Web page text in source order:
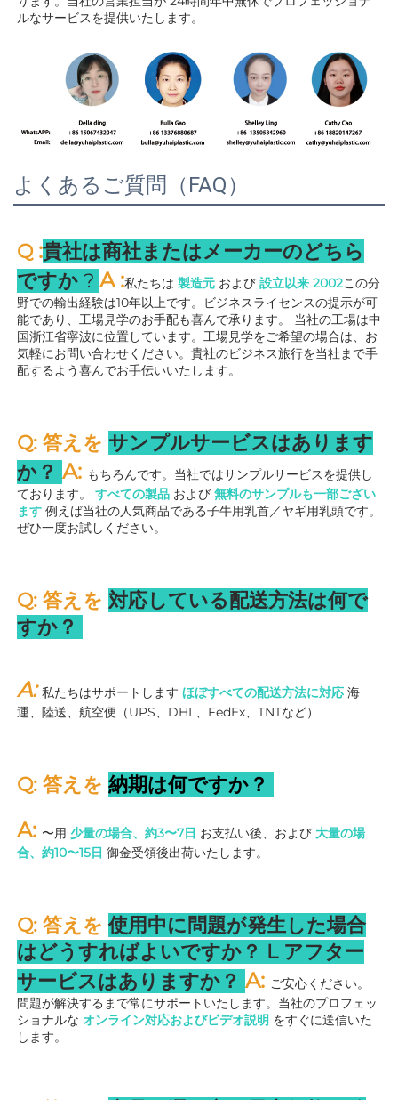
ルなサービスを提供いたします。
よくあるご質問（FAQ）
Q :貴社は商社またはメーカーのどちら
ですか ? A :私たちは 製造元 および 設立以来 2002この分
野での輸出経験は10年以上です。ビジネスライセンスの提示が可
能であり、工場見学のお手配も喜んで承ります。 当社の工場は中
国浙江省寧波に位置しています。工場見学をご希望の場合は、お
気軽にお問い合わせください。貴社のビジネス旅行を当社まで手
配するよう喜んでお手伝いいたします。
Q: 答えを サンプルサービスはあります
か？ A: もちろんです。当社ではサンプルサービスを提供し
ております。 すべての製品 および 無料のサンプルも一部ござい
ます 例えば当社の人気商品である子牛用乳首／ヤギ用乳頭です。
ぜひ一度お試しください。
Q: 答えを 対応している配送方法は何で
すか？
A: 私たちはサポートします ほぼすべての配送方法に対応 海
運、陸送、航空便（UPS、DHL、FedEx、TNTなど）
Q: 答えを 納期は何ですか？
A: 〜用 少量の場合、約3〜7日 お支払い後、および 大量の場
合、約10〜15日 御金受領後出荷いたします。
Q: 答えを 使用中に問題が発生した場合
はどうすればよいですか？ L アフター
サービスはありますか？ A: ご安心ください。
問題が解決するまで常にサポートいたします。当社のプロフェッ
ショナルな オンライン対応およびビデオ説明 をすぐに送信いた
します。